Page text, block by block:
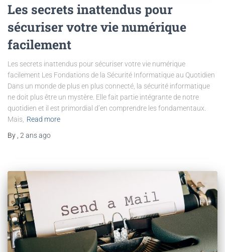
Les secrets inattendus pour
sécuriser votre vie numérique
facilement
Les secrets inattendus pour sécuriser votre vie numérique
facilement Les Fondations de la Sécurité Informatique au Quotidien
Dans un monde de plus en plus connecté, la sécurité informatique
ne doit plus être un mystère. Elle fait partie intégrante de notre
quotidien et il est primordial d’en comprendre les fondamentaux.
Mais, Read more
By 2 ansago